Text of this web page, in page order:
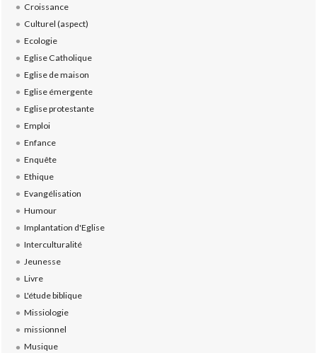
Croissance
Culturel (aspect)
Ecologie
Eglise Catholique
Eglise de maison
Eglise émergente
Eglise protestante
Emploi
Enfance
Enquête
Ethique
Evangélisation
Humour
Implantation d'Eglise
Interculturalité
Jeunesse
Livre
L'étude biblique
Missiologie
missionnel
Musique